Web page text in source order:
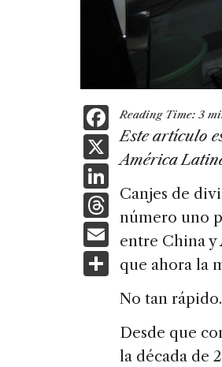
F
a
c
e
b
o
o
k
X
n
k
e
dI
n
T
h
re
d
E
m
ai
S
h
ar
e
Reading Time: 3
Este artículo
América
Canjes de
número uno
entre China y
que ahora la
No tan rápido.
Desde que
la década de